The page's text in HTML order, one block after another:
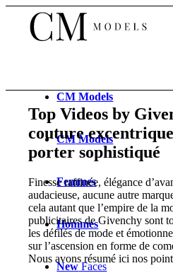
CM Models
CMModels
Femmes
Hommes
NewFaces
Top Videos by
couture
porter sophistiqué
Finesse raffinée, élégance
audacieuse, aucune autre
cela autant que l’empire de la
publicitaires de Givenchy sont
les défilés de mode et
sur l’ascension en forme de
Nous avons résumé ici nos